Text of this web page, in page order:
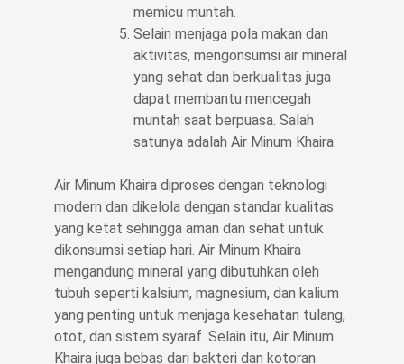
memicu muntah.
Selain menjaga pola makan dan
aktivitas, mengonsumsi air mineral
yang sehat dan berkualitas juga
dapat membantu mencegah
muntah saat berpuasa. Salah
satunya adalah Air Minum Khaira.
Air Minum Khaira diproses dengan teknologi
modern dan dikelola dengan standar kualitas
yang ketat sehingga aman dan sehat untuk
dikonsumsi setiap hari. Air Minum Khaira
mengandung mineral yang dibutuhkan oleh
tubuh seperti kalsium, magnesium, dan kalium
yang penting untuk menjaga kesehatan tulang,
otot, dan sistem syaraf. Selain itu, Air Minum
Khaira juga bebas dari bakteri dan kotoran